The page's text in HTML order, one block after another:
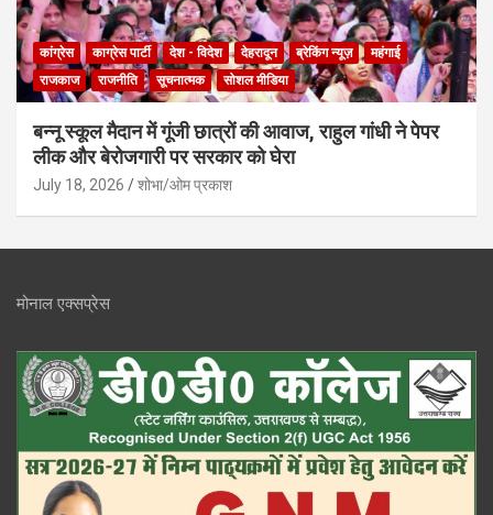
कांग्रेस काग्रेस पार्टी देश - विदेश देहरादून ब्रेकिंग न्यूज़
महंगाई
राजकाज
राजनीति सूचनात्मक सोशल मीडिया
बन्नू स्कूल मैदान में गूंजी छात्रों की आवाज, राहुल गांधी ने पेपर
लीक और बेरोजगारी पर सरकार को घेरा
July 18, 2026 शोभा/ओम प्रकाश
मोनाल एक्सप्रेस